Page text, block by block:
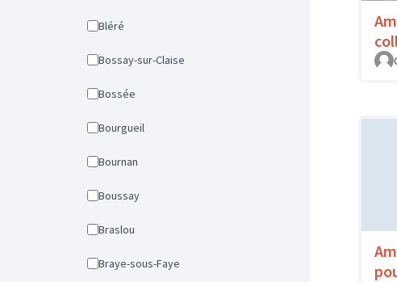
Bléré
Bossay-sur-Claise
Bossée
Bourgueil
Bournan
Boussay
Braslou
Braye-sous-Faye